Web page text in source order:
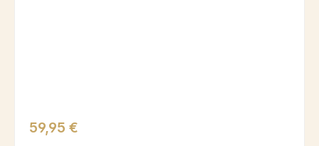
Regulärer Preis:
59,95 €